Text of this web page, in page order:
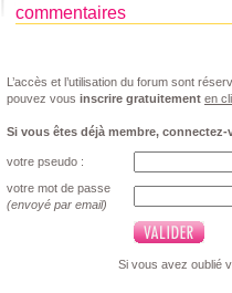
commentaires
L’accès et l’utilisation du forum sont
pouvez vous inscrire gratuitement en
Si vous êtes déjà membre, connectez-
votre pseudo :
votre mot de passe
(envoyé par email)
Si vous avez oublié